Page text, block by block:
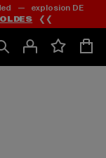
— explosion DE
❮❮